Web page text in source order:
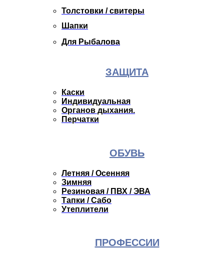
Толстовки / свитеры
Шапки
Для Рыбалова
ЗАЩИТА
Каски
Индивидуальная
Органов дыхания.
Перчатки
ОБУВЬ
Летняя / Осенняя
Зимняя
Резиновая / ПВХ / ЭВА
Тапки / Сабо
Утеплители
ПРОФЕССИИ